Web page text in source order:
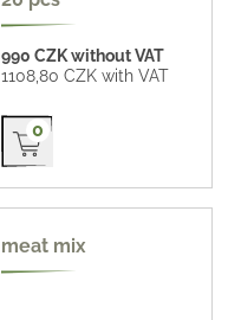
990 CZK without VAT
1108,80 CZK with VAT
Přidat do košíku
0
meat mix